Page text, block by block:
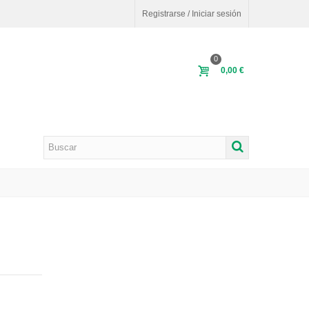
Registrarse / Iniciar sesión
0
0,00 €